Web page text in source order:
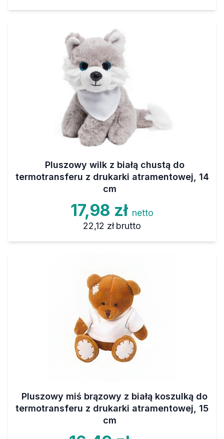
Pluszowy wilk z białą chustą do
termotransferu z drukarki atramentowej, 14
cm
17,98 zł netto
22,12 zł brutto
Pluszowy miś brązowy z białą koszulką do
termotransferu z drukarki atramentowej, 15
cm